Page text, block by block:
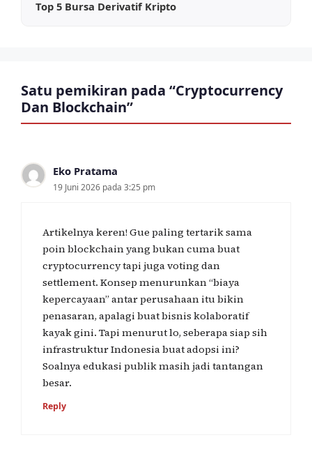
Top 5 Bursa Derivatif Kripto
Satu pemikiran pada “Cryptocurrency
Dan Blockchain”
Eko Pratama
19 Juni 2026 pada 3:25 pm
Artikelnya keren! Gue paling tertarik sama
poin blockchain yang bukan cuma buat
cryptocurrency tapi juga voting dan
settlement. Konsep menurunkan “biaya
kepercayaan” antar perusahaan itu bikin
penasaran, apalagi buat bisnis kolaboratif
kayak gini. Tapi menurut lo, seberapa siap sih
infrastruktur Indonesia buat adopsi ini?
Soalnya edukasi publik masih jadi tantangan
besar.
Reply